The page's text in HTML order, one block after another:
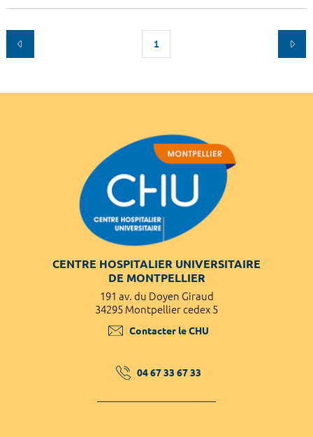
1
CENTRE HOSPITALIER UNIVERSITAIRE
DE MONTPELLIER
191 av. du Doyen Giraud
34295 Montpellier cedex 5
Contacter le CHU
04 67 33 67 33